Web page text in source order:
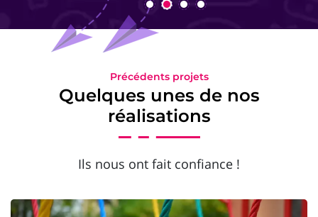
Précédents projets
Quelques unes de nos
réalisations
Ils nous ont fait confiance !